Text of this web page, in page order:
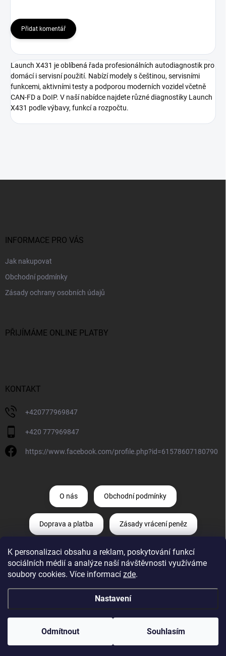
K personalizaci obsahu a reklam, poskytování funkcí
sociálních médií a analýze naší návštěvnosti využíváme
soubory cookies. Více informací zde.
Nastavení
Odmítnout Souhlasím
Přidat komentář
Launch X431 je oblíbená řada profesionálních autodiagnostik pro
domácí i servisní použití. Nabízí modely s češtinou, servisními
funkcemi, aktivními testy a podporou moderních vozidel včetně
CAN-FD a DoIP. V naší nabídce najdete různé diagnostiky Launch
X431 podle výbavy, funkcí a rozpočtu.
INFORMACE PRO VÁS
Jak nakupovat
Obchodní podmínky
Zásady ochrany osobních údajů
PŘIJÍMÁME ONLINE PLATBY
KONTAKT
+420777969847
+420 777969847
https://www.facebook.com/profile.php?id=61578607180790
O nás Obchodní podmínky
Doprava a platba Zásady vrácení peněz
Zásady ochrany osobních údajů
Odstoupení od smlouvy Reklamace
Vytvořil Shoptet
Copyright 2026Diagnostika-aut.cz. Všechna práva vyhrazena.Upravit